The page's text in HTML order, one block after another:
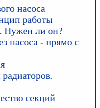
насоса
работы
Нужен ли он?
насоса - прямо с
секций